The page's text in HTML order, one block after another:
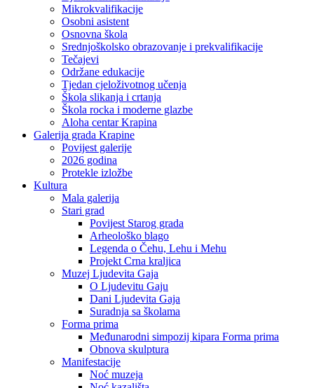
Mikrokvalifikacije
Osobni asistent
Osnovna škola
Srednjoškolsko obrazovanje i prekvalifikacije
Tečajevi
Održane edukacije
Tjedan cjeloživotnog učenja
Škola slikanja i crtanja
Škola rocka i moderne glazbe
Aloha centar Krapina
Galerija grada Krapine
Povijest galerije
2026 godina
Protekle izložbe
Kultura
Mala galerija
Stari grad
Povijest Starog grada
Arheološko blago
Legenda o Čehu, Lehu i Mehu
Projekt Crna kraljica
Muzej Ljudevita Gaja
O Ljudevitu Gaju
Dani Ljudevita Gaja
Suradnja sa školama
Forma prima
Međunarodni simpozij kipara Forma prima
Obnova skulptura
Manifestacije
Noć muzeja